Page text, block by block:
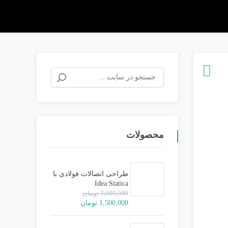
برای:
محصولات
طراحی اتصالات فولادی با
Idea Statica
3,000,000 تومان
قیمت
1,500,000 تومانقیمت